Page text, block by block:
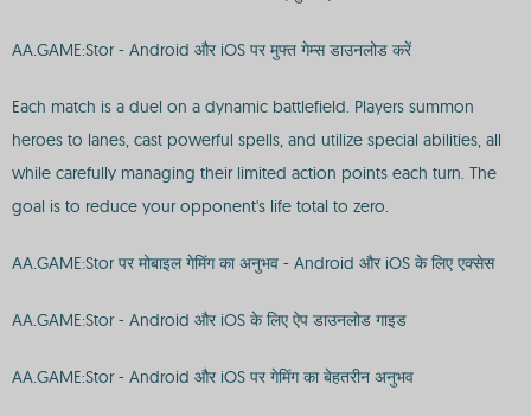
AA.GAME:Stor - Android और iOS पर मुफ्त गेम्स डाउनलोड करें
Each match is a duel on a dynamic battlefield. Players summon
heroes to lanes, cast powerful spells, and utilize special abilities, all
while carefully managing their limited action points each turn. The
goal is to reduce your opponent's life total to zero.
AA.GAME:Stor पर मोबाइल गेमिंग का अनुभव - Android और iOS के लिए एक्सेस
AA.GAME:Stor - Android और iOS के लिए ऐप डाउनलोड गाइड
AA.GAME:Stor - Android और iOS पर गेमिंग का बेहतरीन अनुभव